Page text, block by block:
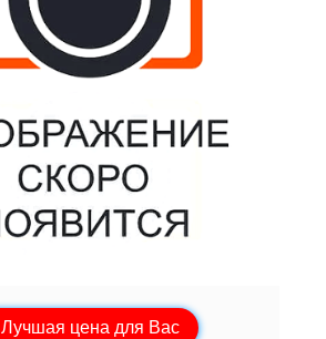
Лучшая цена для Вас